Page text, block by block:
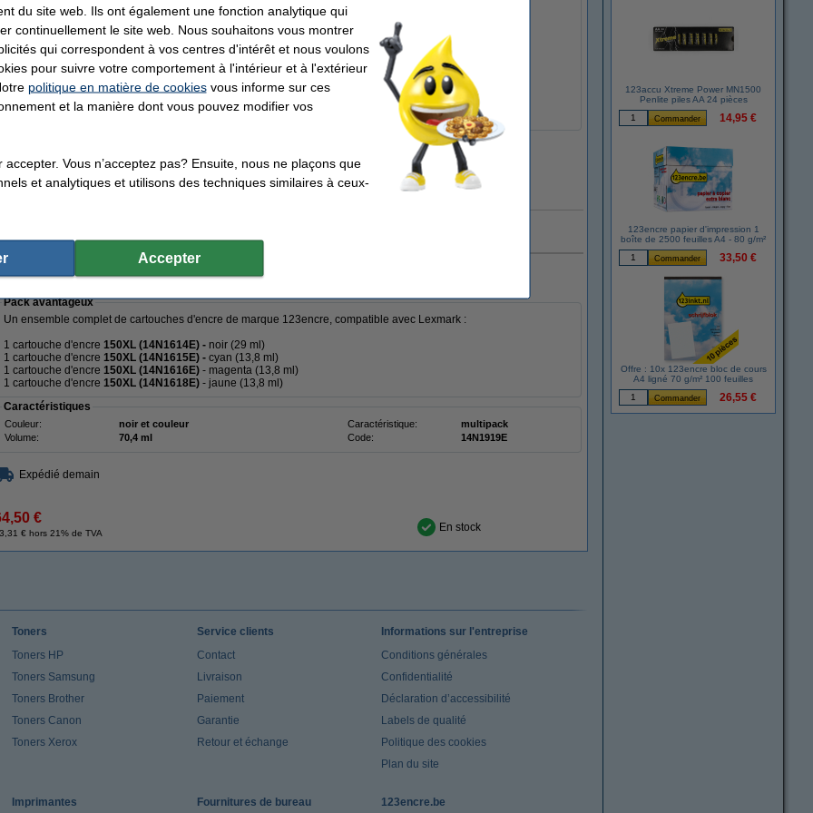
1 x cartouche de nettoyage 14N1614E (N° 150XL)noir
1 x cartouche de nettoyage 14N1615E (N° 150XL)cyan
1 x cartouche de nettoyage 14N1618E (N° 150XL)jaune
Normalement maintenant seulement 29,50 €
Naturellement avec 100% de garantie.
Mode d'emploi de la cartouche de nettoyage
€
En stock
noir + 3 couleurs (marque 123encre)
Pack avantageux
Un ensemble complet de cartouches d'encre de marque 123encre, compatible avec Lexmark :
1 cartouche d'encre 150XL (14N1614E) - noir (29 ml)
1 cartouche d'encre 150XL (14N1615E) - cyan (13,8 ml)
1 cartouche d'encre 150XL (14N1616E) - magenta (13,8 ml)
1 cartouche d'encre 150XL (14N1618E) - jaune (13,8 ml)
Caractéristiques
Couleur: noir et couleur Caractéristique:
multipack
Volume:
70,4 ml Code: 14N1919E
Expédié demain
€
€ hors 21% de TVA En stock
123accu Xtreme Power MN1500
Penlite piles AA 24 pièces
14,95 €
123encre papier d'impression 1
boîte de 2500 feuilles A4 - 80 g/m²
33,50 €
Offre : 10x 123encre bloc de cours
A4 ligné 70 g/m² 100 feuilles
26,55 €
Toners
Toners HP
Toners Samsung
Toners Brother
Toners Canon
Toners Xerox
Service clients
Contact
Livraison
Paiement
Garantie
Retour et échange
Informations sur l'entreprise
Conditions générales
Confidentialité
Déclaration d’accessibilité
Labels de qualité
Politique des cookies
Plan du site
Imprimantes Fournitures de bureau 123encre.be
du site web. Ils ont également une fonction analytique qui
continuellement le site web. Nous souhaitons vous montrer
qui correspondent à vos centres d'intérêt et nous voulons
pour suivre votre comportement à l'intérieur et à l'extérieur
politique en matière de cookiesvous informe sur ces
et la manière dont vous pouvez modifier vos
Vous n’acceptez pas? Ensuite, nous ne plaçons que
et analytiques et utilisons des techniques similaires à ceux-
Accepter